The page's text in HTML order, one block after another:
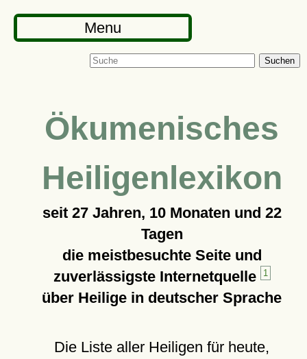
Menu
Suchen
Ökumenisches
Heiligenlexikon
seit 27 Jahren, 10 Monaten und 22
Tagen
die meistbesuchte Seite und
zuverlässigste Internetquelle
1
über Heilige in deutscher Sprache
Die Liste aller Heiligen für heute,